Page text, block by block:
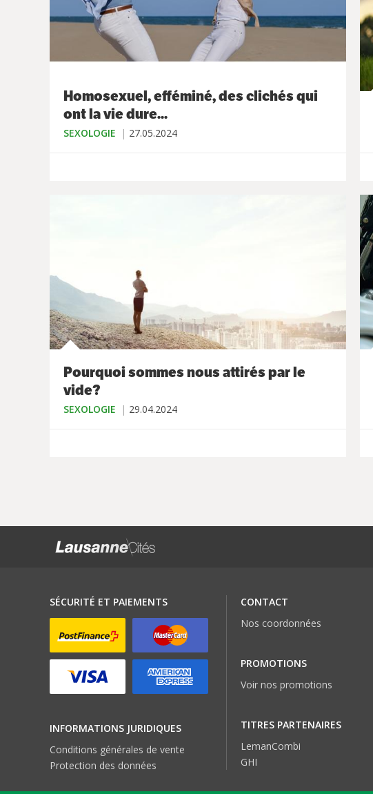
Homosexuel, efféminé, des clichés qui
ont la vie dure...
SEXOLOGIE 27.05.2024
Pourquoi sommes nous attirés par le
vide?
SEXOLOGIE 29.04.2024
SÉCURITÉ ET PAIEMENTS
INFORMATIONS JURIDIQUES
Conditions générales de vente
Protection des données
CONTACT
Nos coordonnées
PROMOTIONS
Voir nos promotions
TITRES PARTENAIRES
LemanCombi
GHI